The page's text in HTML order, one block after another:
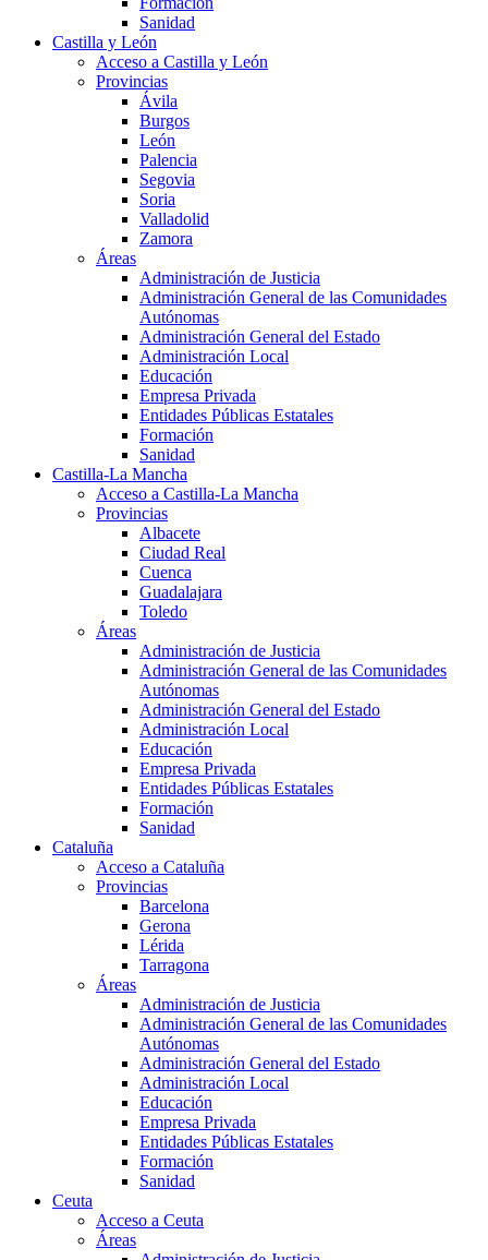
Sanidad
Castilla y León
Acceso a Castilla y León
Provincias
Ávila
Burgos
León
Palencia
Segovia
Soria
Valladolid
Zamora
Áreas
Administración de Justicia
Administración General de las Comunidades
Autónomas
Administración General del Estado
Administración Local
Educación
Empresa Privada
Entidades Públicas Estatales
Formación
Sanidad
Castilla-La Mancha
Acceso a Castilla-La Mancha
Provincias
Albacete
Ciudad Real
Cuenca
Guadalajara
Toledo
Áreas
Administración de Justicia
Administración General de las Comunidades
Autónomas
Administración General del Estado
Administración Local
Educación
Empresa Privada
Entidades Públicas Estatales
Formación
Sanidad
Cataluña
Acceso a Cataluña
Provincias
Barcelona
Gerona
Lérida
Tarragona
Áreas
Administración de Justicia
Administración General de las Comunidades
Autónomas
Administración General del Estado
Administración Local
Educación
Empresa Privada
Entidades Públicas Estatales
Formación
Sanidad
Ceuta
Acceso a Ceuta
Áreas